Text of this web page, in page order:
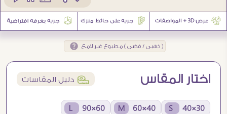
( ذهبى / فضى ) مطبوع غير لامع
اختار المقاس í دليل المقاسات
30×40 S
40×60 M
60×90 L